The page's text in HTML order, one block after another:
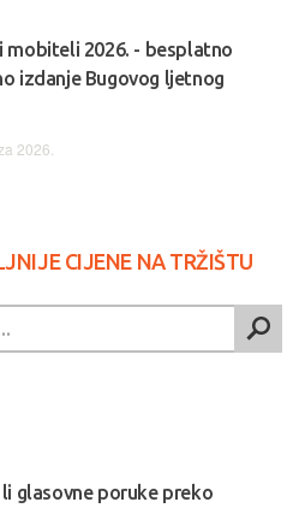
mobiteli 2026. - besplatno
izdanje Bugovog ljetnog
2026.
CIJENE NA TRŽIŠTU
glasovne poruke preko